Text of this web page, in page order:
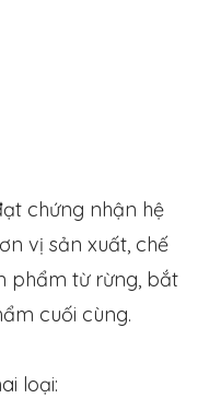
chứng nhận hệ
vị sản xuất, chế
phẩm từ rừng, bắt
cuối cùng.
loại: